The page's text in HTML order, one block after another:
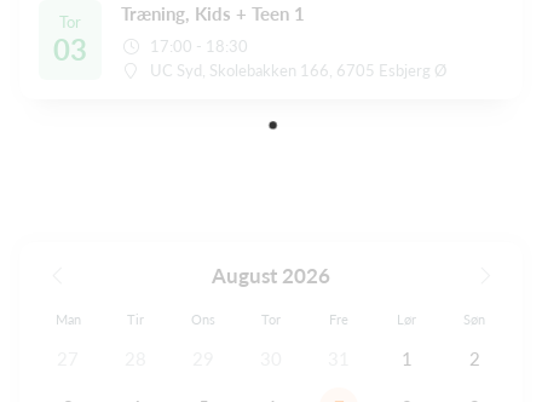
Tor
03
Træning, Kids + Teen 1
17:00 - 18:30
UC Syd, Skolebakken 166, 6705 Esbjerg Ø
August 2026
Man Tir Ons Tor Fre Lør Søn
1 2